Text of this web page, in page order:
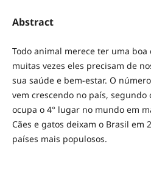
Abstract
Todo animal merece ter uma
muitas vezes eles precisam de
sua saúde e bem-estar. O
vem crescendo no país, segundo
ocupa o 4° lugar no mundo em
Cães e gatos deixam o Brasil em
países mais populosos.